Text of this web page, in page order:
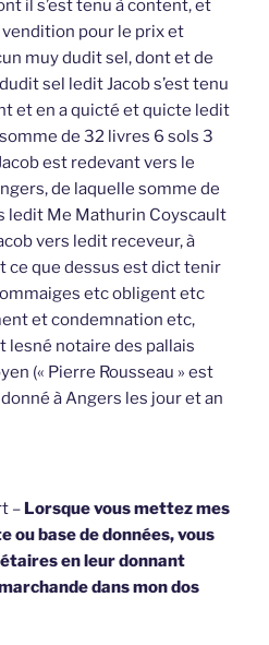
il s’est tenu à content, et
pour le prix et
muy dudit sel, dont et de
sel ledit Jacob s’est tenu
et en a quicté et quicte ledit
de 32 livres 6 sols 3
est redevant vers le
de laquelle somme de
ledit Me Mathurin Coyscault
vers ledit receveur, à
ce que dessus est dict tenir
etc obligent etc
et condemnation etc,
lesné notaire des pallais
(« Pierre Rousseau » est
à Angers les jour et an
– Lorsque vous mettez mes
ou base de données, vous
en leur donnant
dans mon dos